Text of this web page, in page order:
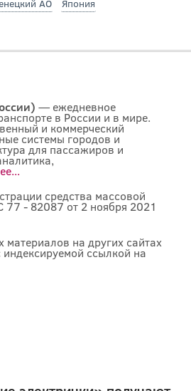
АО
Япония
— ежедневное
в России и в мире.
и коммерческий
системы городов и
для пассажиров и
средства массовой
- 82087 от 2 ноября 2021
на других сайтах
индексируемой ссылкой на